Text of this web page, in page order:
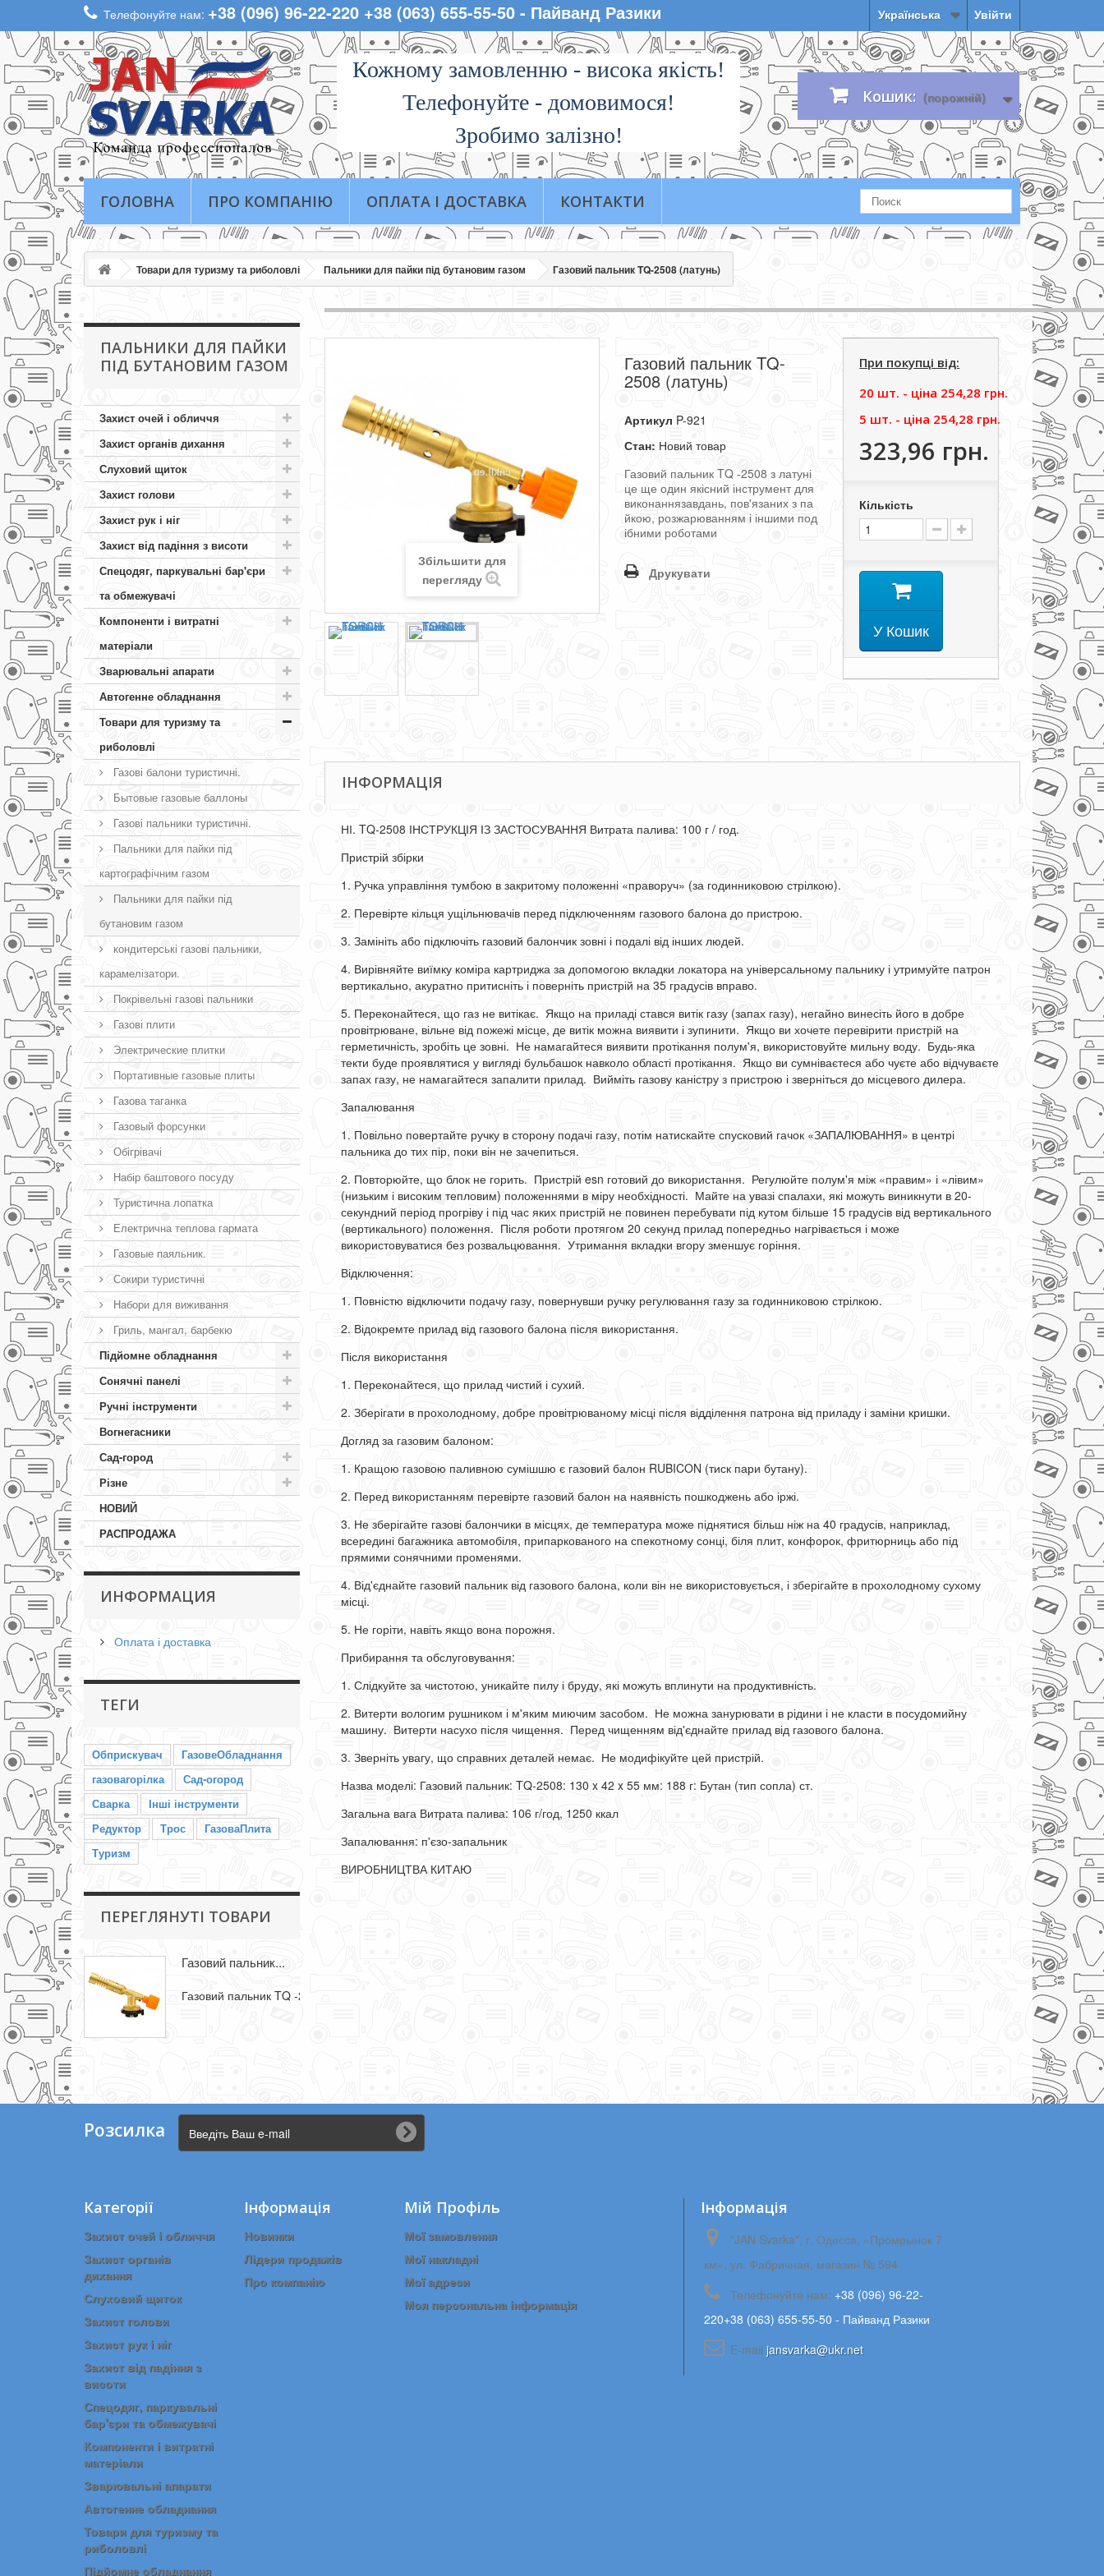
Увійти
Українська
Телефонуйте нам: +38 (096) 96-22-220 +38 (063) 655-55-50 - Пайванд Разики
Кожному замовленню - висока якiсть!
Телефонуйте - домовимося!
Зробимо залізно!
Кошик: (порожній)
ГОЛОВНА ПРО КОМПАНІЮ ОПЛАТА І ДОСТАВКА КОНТАКТИ
Товари для туризму та риболовлі Пальники для пайки під бутановим газом Газовий пальник TQ-2508 (латунь)
ПАЛЬНИКИ ДЛЯ ПАЙКИ
ПІД БУТАНОВИМ ГАЗОМ
Захист очей і обличчя
Захист органів дихання
Слуховий щиток
Захист голови
Захист рук і ніг
Захист від падіння з висоти
Спецодяг, паркувальні бар'єри
та обмежувачі
Компоненти і витратні
матеріали
Зварювальні апарати
Автогенне обладнання
Товари для туризму та
риболовлі
Газові балони туристичні.
Бытовые газовые баллоны
Газові пальники туристичні.
Пальники для пайки під
картографічним газом
Пальники для пайки під
бутановим газом
кондитерські газові пальники,
карамелізатори.
Покрівельні газові пальники
Газові плити
Электрические плитки
Портативные газовые плиты
Газова таганка
Газовый форсунки
Обігрівачі
Набір баштового посуду
Туристична лопатка
Електрична теплова гармата
Газовые паяльник.
Сокири туристичні
Набори для виживання
Гриль, мангал, барбекю
Підйомне обладнання
Сонячні панелі
Ручні інструменти
Вогнегасники
Сад-город
Різне
НОВИЙ
РАСПРОДАЖА
ИНФОРМАЦИЯ
Оплата і доставка
ТЕГИ
Обприскувач
ГазовеОбладнання
газовагорілка
Сад-огород
Сварка
Інші інструменти
Редуктор
Трос
ГазоваПлита
Туризм
ПЕРЕГЛЯНУТІ ТОВАРИ
Газовий пальник...
Газовий пальник TQ -2508 з латуні це...
Збільшити для
перегляду
Газовий пальник TQ-
2508 (латунь)
Артикул P-921
Стан: Новий товар
Газовий пальник TQ -2508з латуні
це ще один якісний інструмент для
виконаннязавдань, пов'язаних з па
йкою, розжарюванням і іншими под
ібними роботами
Друкувати
При покупці від:
20 шт. - цiна 254,28 грн.
5 шт. - цiна 254,28 грн.
323,96 грн.
Кількість
У Кошик
ІНФОРМАЦІЯ
НІ. TQ-2508 ІНСТРУКЦІЯ ІЗ ЗАСТОСУВАННЯ Витрата палива: 100 г / год.
Пристрій збірки
1. Ручка управління тумбою в закритому положенні «праворуч» (за годинниковою стрілкою).
2. Перевірте кільця ущільнювачів перед підключенням газового балона до пристрою.
3. Замініть або підключіть газовий балончик зовні і подалі від інших людей.
4. Вирівняйте виїмку коміра картриджа за допомогою вкладки локатора на універсальному пальнику і утримуйте патрон
вертикально, акуратно притисніть і поверніть пристрій на 35 градусів вправо.
5. Переконайтеся, що газ не витікає. Якщо на приладі стався витік газу (запах газу), негайно винесіть його в добре
провітрюване, вільне від пожежі місце, де витік можна виявити і зупинити. Якщо ви хочете перевірити пристрій на
герметичність, зробіть це зовні. Не намагайтеся виявити протікання полум'я, використовуйте мильну воду. Будь-яка
текти буде проявлятися у вигляді бульбашок навколо області протікання. Якщо ви сумніваєтеся або чуєте або відчуваєте
запах газу, не намагайтеся запалити прилад. Вийміть газову каністру з пристрою і зверніться до місцевого дилера.
Запалювання
1. Повільно повертайте ручку в сторону подачі газу, потім натискайте спусковий гачок «ЗАПАЛЮВАННЯ» в центрі
пальника до тих пір, поки він не зачепиться.
2. Повторюйте, що блок не горить. Пристрій esn готовий до використання. Регулюйте полум'я між «правим» і «лівим»
(низьким і високим тепловим) положеннями в міру необхідності. Майте на увазі спалахи, які можуть виникнути в 20-
секундний період прогріву і під час яких пристрій не повинен перебувати під кутом більше 15 градусів від вертикального
(вертикального) положення. Після роботи протягом 20 секунд прилад попередньо нагрівається і може
використовуватися без розвальцювання. Утримання вкладки вгору зменшує горіння.
Відключення:
1. Повністю відключити подачу газу, повернувши ручку регулювання газу за годинниковою стрілкою.
2. Відокремте прилад від газового балона після використання.
Після використання
1. Переконайтеся, що прилад чистий і сухий.
2. Зберігати в прохолодному, добре провітрюваному місці після відділення патрона від приладу і заміни кришки.
Догляд за газовим балоном:
1. Кращою газовою паливною сумішшю є газовий балон RUBICON (тиск пари бутану).
2. Перед використанням перевірте газовий балон на наявність пошкоджень або іржі.
3. Не зберігайте газові балончики в місцях, де температура може піднятися більш ніж на 40 градусів, наприклад,
всередині багажника автомобіля, припаркованого на спекотному сонці, біля плит, конфорок, фритюрниць або під
прямими сонячними променями.
4. Від'єднайте газовий пальник від газового балона, коли він не використовується, і зберігайте в прохолодному сухому
місці.
5. Не горіти, навіть якщо вона порожня.
Прибирання та обслуговування:
1. Слідкуйте за чистотою, уникайте пилу і бруду, які можуть вплинути на продуктивність.
2. Витерти вологим рушником і м'яким миючим засобом. Не можна занурювати в рідини і не класти в посудомийну
машину. Витерти насухо після чищення. Перед чищенням від'єднайте прилад від газового балона.
3. Зверніть увагу, що справних деталей немає. Не модифікуйте цей пристрій.
Назва моделі: Газовий пальник: TQ-2508: 130 x 42 x 55 мм: 188 г: Бутан (тип сопла) ст.
Загальна вага Витрата палива: 106 г/год, 1250 ккал
Запалювання: п'єзо-запальник
ВИРОБНИЦТВА КИТАЮ
Розсилка
Категорії
Захист очей і обличчя
Захист органів
дихання
Слуховий щиток
Захист голови
Захист рук і ніг
Захист від падіння з
висоти
Спецодяг, паркувальні
бар'єри та обмежувачі
Компоненти і витратні
матеріали
Зварювальні апарати
Автогенне обладнання
Товари для туризму та
риболовлі
Підйомне обладнання
Інформація
Новинки
Лідери продажів
Про компанію
Мій Профіль
Мої замовлення
Мої накладні
Мої адреси
Моя персональна інформація
Iнформація
"JAN Svarka", г. Одесса, «Промрынок 7
км», ул. Фабричная, магазин № 594
Телефонуйте нам: +38 (096) 96-22-
220+38 (063) 655-55-50 - Пайванд Разики
E-maіl jansvarka@ukr.net